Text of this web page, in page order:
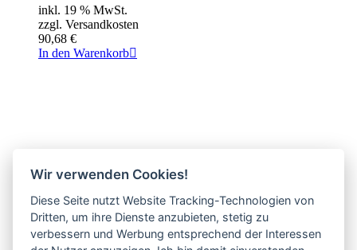
inkl. 19 % MwSt.
zzgl. Versandkosten
90,68 €
In den Warenkorb
Wir verwenden Cookies!
Diese Seite nutzt Website Tracking-Technologien von
Dritten, um ihre Dienste anzubieten, stetig zu
verbessern und Werbung entsprechend der Interessen